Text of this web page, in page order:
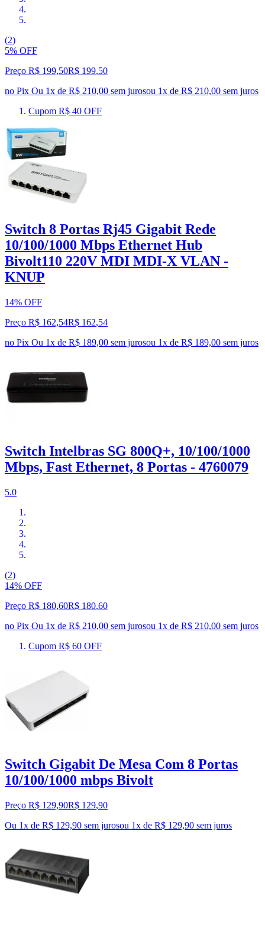
(2)
5% OFF
Preço R$ 199,50R$ 199,50
no Pix Ou 1x de R$ 210,00 sem jurosou 1x de R$ 210,00 sem juros
Cupom R$ 40 OFF
Switch 8 Portas Rj45 Gigabit Rede
10/100/1000 Mbps Ethernet Hub
Bivolt110 220V MDI MDI-X VLAN -
KNUP
14% OFF
Preço R$ 162,54R$ 162,54
no Pix Ou 1x de R$ 189,00 sem jurosou 1x de R$ 189,00 sem juros
Switch Intelbras SG 800Q+, 10/100/1000
Mbps, Fast Ethernet, 8 Portas - 4760079
5.0
(2)
14% OFF
Preço R$ 180,60R$ 180,60
no Pix Ou 1x de R$ 210,00 sem jurosou 1x de R$ 210,00 sem juros
Cupom R$ 60 OFF
Switch Gigabit De Mesa Com 8 Portas
10/100/1000 mbps Bivolt
Preço R$ 129,90R$ 129,90
Ou 1x de R$ 129,90 sem jurosou 1x de R$ 129,90 sem juros